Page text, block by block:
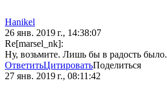
Hanikel
26 янв. 2019 г., 14:38:07
Re[marsel_nk]:
Ну, возьмите. Лишь бы в радость было.
ОтветитьЦитироватьПоделиться
27 янв. 2019 г., 08:11:42